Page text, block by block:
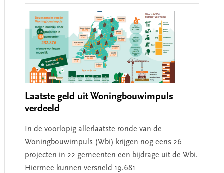
Laatste geld uit Woningbouwimpuls
verdeeld
In de voorlopig allerlaatste ronde van de
Woningbouwimpuls (Wbi) krijgen nog eens 26
projecten in 22 gemeenten een bijdrage uit de Wbi.
Hiermee kunnen versneld 19.681